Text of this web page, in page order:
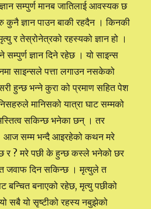
सम्पुर्ण मानब जातिलाई आवस्यक छ
कुनै ज्ञान पाउन बाकी रहदैन । किनकी
र तेस्रोनेत्रको रहस्यको ज्ञान हो ।
सम्पुर्ण ज्ञान दिने रहेछ । यो साइन्स
साइन्सले पत्ता लगाउन नसकेको
हुन्छ भन्ने कुरा को प्रमाण सहित पेश
मानिसको यात्रा घाट सम्मको
सकिन्छ भनेका छन् । तर
। आज सम्म भन्दै आइरहेको कथन मरे
र ? मरे पछी के हुन्छ कस्ले भनेको छर
जवाफ दिन सकिन्छ । मृत्युले त
बन्चित बनाएको रहेछ, मृत्यु पछीको
सबै यो सृष्टीको रहस्य नबुझेको